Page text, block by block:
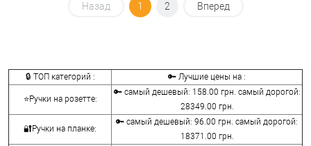
Назад 1 2 Вперед
🔒 ТОП категорий : 🔑 Лучшие цены на :
⭐Ручки на розетте:
🔑 самый дешевый: 158.00 грн. самый дорогой:
28349.00 грн.
🔐Ручки на планке:
🔑 самый дешевый: 96.00 грн. самый дорогой:
18371.00 грн.